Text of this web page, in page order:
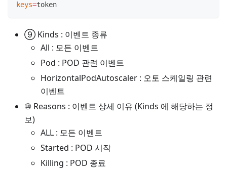
keys=token
⑨ Kinds : 이벤트 종류
All : 모든 이벤트
Pod : POD 관련 이벤트
HorizontalPodAutoscaler : 오토 스케일링 관련
이벤트
⑩ Reasons : 이벤트 상세 이유 (Kinds 에 해당하는 정
보)
ALL : 모든 이벤트
Started : POD 시작
Killing : POD 종료